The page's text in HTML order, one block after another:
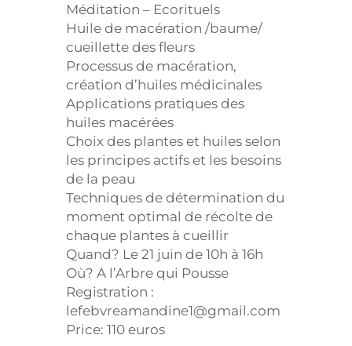
Méditation – Ecorituels
Huile de macération /baume/
cueillette des fleurs
Processus de macération,
création d’huiles médicinales
Applications pratiques des
huiles macérées
Choix des plantes et huiles selon
les principes actifs et les besoins
de la peau
Techniques de détermination du
moment optimal de récolte de
chaque plantes à cueillir
Quand? Le 21 juin de 10h à 16h
Où? A l’Arbre qui Pousse
Registration :
lefebvreamandine1@gmail.com
Price: 110 euros